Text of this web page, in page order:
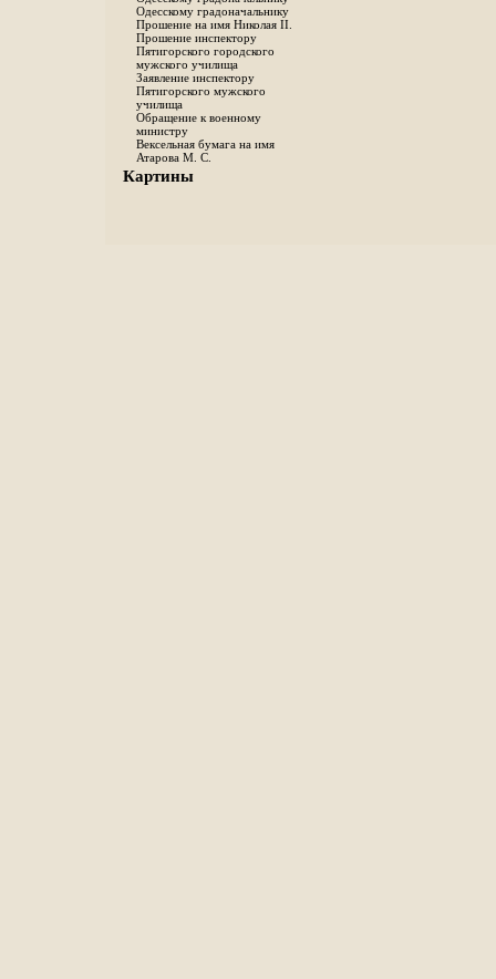
Одесскому градоначальнику
Прошение на имя Николая II.
Прошение инспектору
Пятигорского городского
мужского училища
Заявление инспектору
Пятигорского мужского
училища
Обращение к военному
министру
Вексельная бумага на имя
Атарова М. С.
Картины